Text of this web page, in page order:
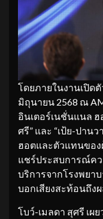
โดยภายในงานเปิด
มิถุนายน 2568 ณ
อินเตอร์เนชั่นแนล
ศรี” และ “เป้ย-ปาน
ฮอตและตัวแทนของ
แชร์ประสบการณ์ค
บริการจากโรงพยา
บอกเสียงสะท้อนถึง
โบว์-เมลดา สุศรี เผ